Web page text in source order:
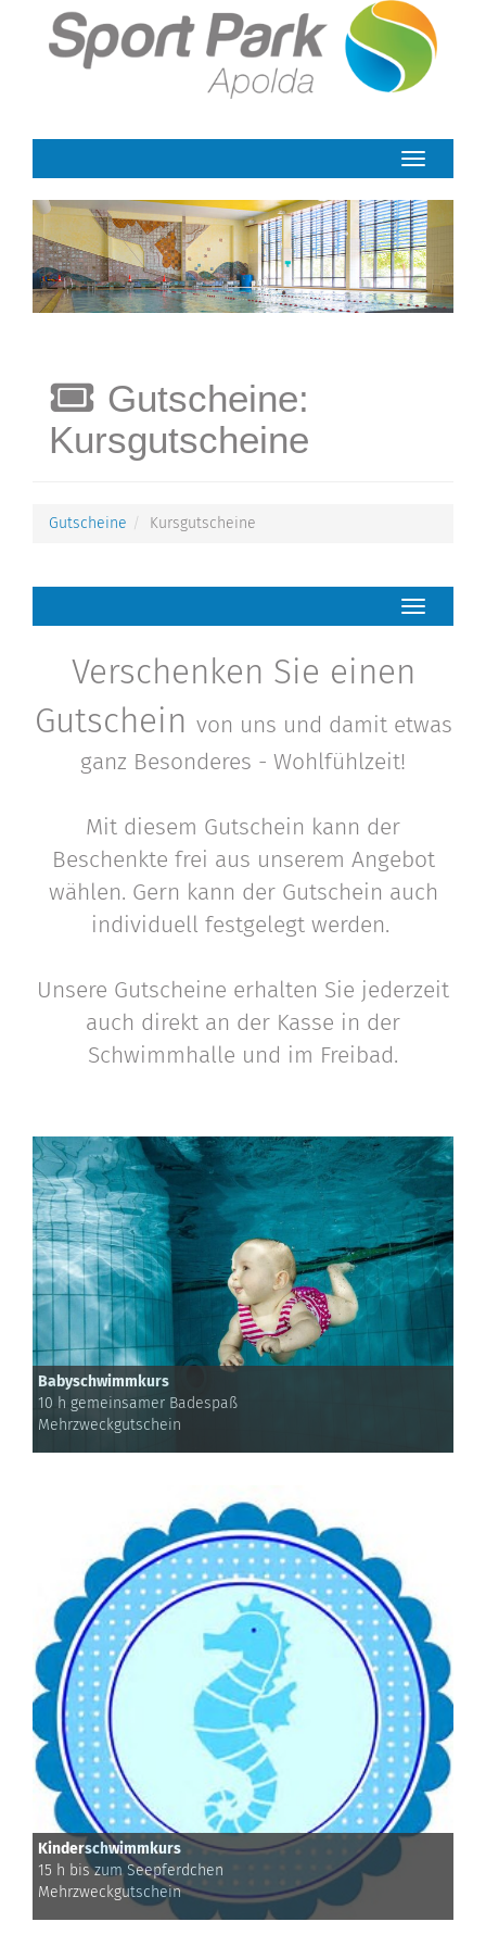
Menü
Gutscheine:
Kursgutscheine
Gutscheine Kursgutscheine
Verschenken Sie einen
Gutschein von uns und damit etwas
ganz Besonderes - Wohlfühlzeit!
Mit diesem Gutschein kann der
Beschenkte frei aus unserem Angebot
wählen. Gern kann der Gutschein auch
individuell festgelegt werden.
Unsere Gutscheine erhalten Sie jederzeit
auch direkt an der Kasse in der
Schwimmhalle und im Freibad.
Babyschwimmkurs
10 h gemeinsamer Badespaß
Mehrzweckgutschein
Kinderschwimmkurs
15 h bis zum Seepferdchen
Mehrzweckgutschein